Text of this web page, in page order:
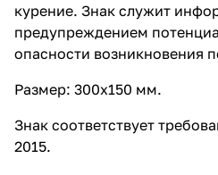
курение. Знак служит
предупреждением
опасности возникновения
Размер: 300x150 мм.
Знак соответствует
2015.